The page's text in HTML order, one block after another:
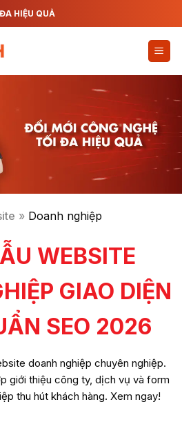
HIỆU QUẢ
» Doanh nghiệp
WEBSITE
GIAO DIỆN
SEO 2026
doanh nghiệp chuyên nghiệp.
giới thiệu công ty, dịch vụ và form
thu hút khách hàng. Xem ngay!